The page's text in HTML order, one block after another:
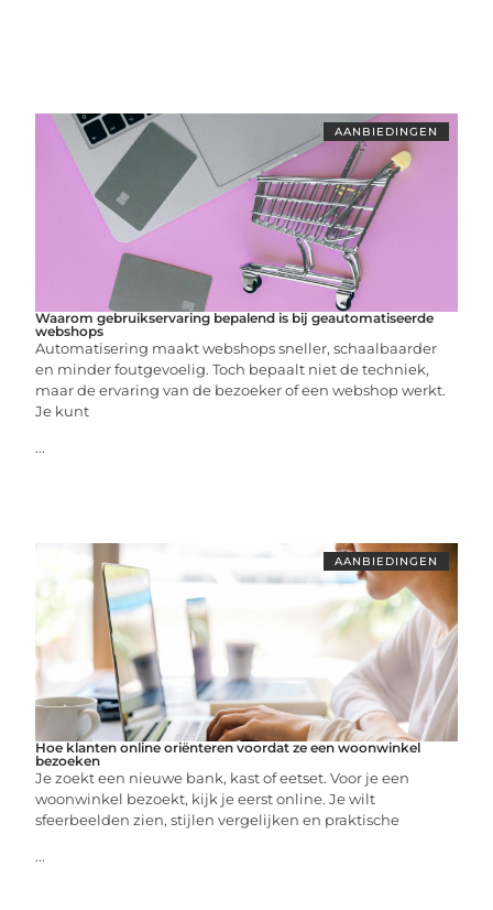
AANBIEDINGEN
Waarom gebruikservaring bepalend is bij geautomatiseerde
webshops
Automatisering maakt webshops sneller, schaalbaarder
en minder foutgevoelig. Toch bepaalt niet de techniek,
maar de ervaring van de bezoeker of een webshop werkt.
Je kunt
...
AANBIEDINGEN
Hoe klanten online oriënteren voordat ze een woonwinkel
bezoeken
Je zoekt een nieuwe bank, kast of eetset. Voor je een
woonwinkel bezoekt, kijk je eerst online. Je wilt
sfeerbeelden zien, stijlen vergelijken en praktische
...